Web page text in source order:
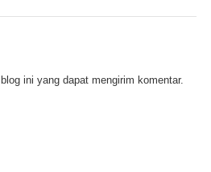
ini yang dapat mengirim komentar.